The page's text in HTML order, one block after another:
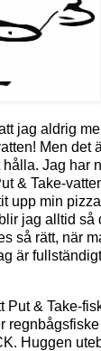
jag aldrig
Men det
Jag har
& Take-
upp min
jag alltid så
så rätt, när
är
Put & Take-
Huggen